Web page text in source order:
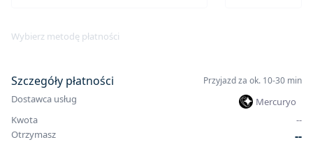
Wybierz metodę płatności
Szczegóły płatności Przyjazd za ok. 10-30 min
Dostawca usług
Mercuryo
Kwota
--
Otrzymasz
--